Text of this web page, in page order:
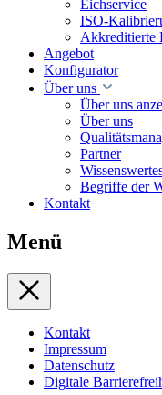
Eichservice
ISO-
Akkreditierte
Angebot
Konfigurator
Über uns
Über uns
Über uns
Partner
Begriffe der
Kontakt
Menü
Kontakt
Impressum
Datenschutz
Digitale